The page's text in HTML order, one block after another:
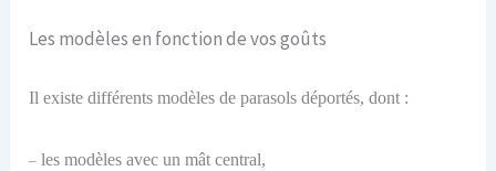
Les modèles en fonction de vos goûts
Il existe différents modèles de parasols déportés, dont :
– les modèles avec un mât central,